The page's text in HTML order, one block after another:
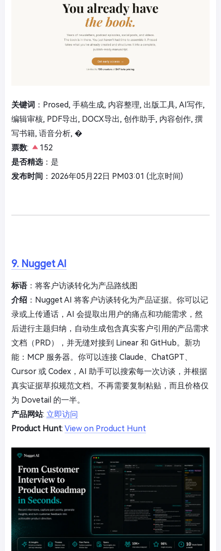
关键词 ：Prosed, 手稿生成, 内容整理, 出版工具, AI写作,
编辑审核, PDF导出, DOCX导出, 创作助手, 内容创作, 撰
写书籍, 语音分析, �
票数:
152
是否精选：是
发布时间 ：2026年05月22日 PM03:01 (北京时间)
9. Nugget AI
标语：将客户访谈转化为产品路线图
介绍 ：Nugget AI 将客户访谈转化为产品证据。你可以记
录或上传通话，AI 会提取出用户的痛点和功能需求，然
后进行主题归纳，自动生成包含真实客户引用的产品需求
文档（PRD），并无缝对接到 Linear 和 GitHub。新功
能：MCP 服务器。你可以连接 Claude、ChatGPT、
Cursor 或 Codex，AI 助手可以搜索每一次访谈，并根据
真实证据草拟规范文档。不再需要复制粘贴，而且价格仅
为 Dovetail 的一半。
产品网站: 立即访问
Product Hunt: View on Product Hunt